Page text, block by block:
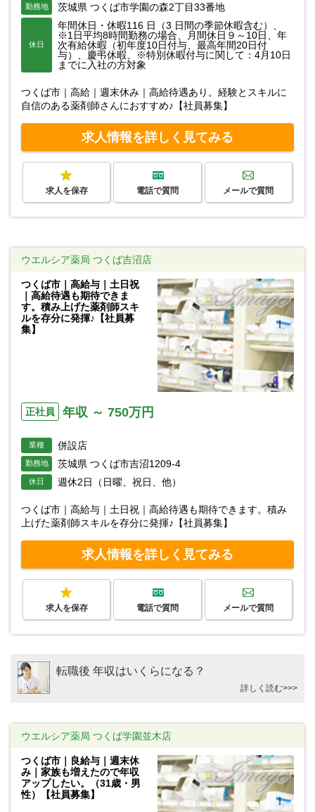
勤務地 茨城県 つくば市学園の森2丁目33番地
休日
年間休日・休暇116 日（3 日間の季節休暇含む）、
※1日平均8時間勤務の場合、月間休日９～10日、年
次有給休暇（初年度10日付与、最高年間20日付
与）、慶弔休暇、※特別休暇付与に関して：4月10日
までに入社の方対象
つくば市｜高給｜週末休み｜高給待遇あり。経験とスキルに
自信のある薬剤師さんにおすすめ♪【社員募集】
求人情報を詳しく見てみる
求人を保存 電話で質問 メールで質問
ウエルシア薬局 つくば吉沼店
つくば市｜高給与｜土日祝
｜高給待遇も期待できま
す。積み上げた薬剤師スキ
ルを存分に発揮♪【社員募
集】
正社員 年収 ～ 750万円
業種 併設店
勤務地 茨城県 つくば市吉沼1209-4
休日 週休2日（日曜、祝日、他）
つくば市｜高給与｜土日祝｜高給待遇も期待できます。積み
上げた薬剤師スキルを存分に発揮♪【社員募集】
求人情報を詳しく見てみる
求人を保存 電話で質問 メールで質問
転職後 年収はいくらになる？
詳しく読む>>>
ウエルシア薬局 つくば学園並木店
つくば市｜良給与｜週末休
み｜家族も増えたので年収
アップしたい。（31歳・男
性）【社員募集】